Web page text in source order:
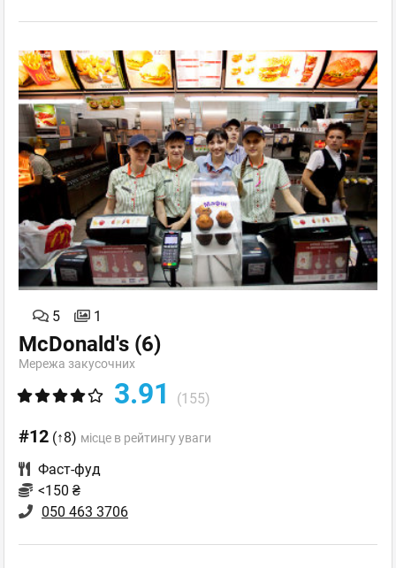
5 1
McDonald's (6)
Мережа закусочних
3.91 (155)
#12 (↑8) місце в рейтингу уваги
Фаст-фуд
<150 ₴
050 463 3706